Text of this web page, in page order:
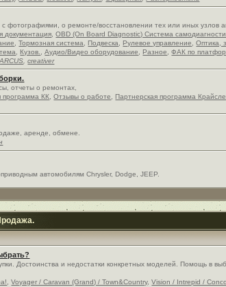
фотографиями, о ремонте/восстановлении тех или иных узлов
документация ,OBD (On Board Diagnostic) Система
,Тормозная система Подвеска Рулевое управление ,Оптика,
Кузов. ,Аудио/Видео оборудование Разное ,ФАК по
ARCUS ,creativer
отчеты о ремонтах,
программа КК ,Отзывы о работе Партнерская программа
аренде, обмене.
автомобилям Chrysler, Dodge, JEEP.
Достоинства и недостатки конкретных моделей. Помощь в
,Voyager / Caravan (Grand) / Town&Country,Vision / Intrepid /